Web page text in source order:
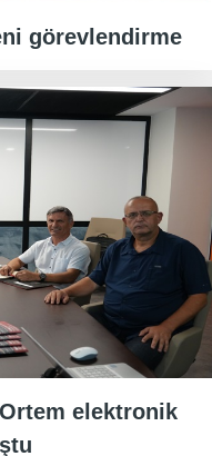
görevlendirme
Ortem elektronik